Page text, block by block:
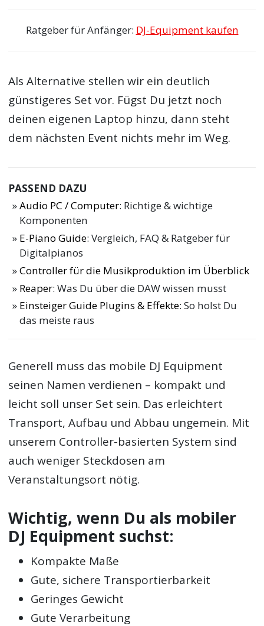
Ratgeber für Anfänger: DJ-Equipment kaufen
Als Alternative stellen wir ein deutlich
günstigeres Set vor. Fügst Du jetzt noch
deinen eigenen Laptop hinzu, dann steht
dem nächsten Event nichts mehr im Weg.
PASSEND DAZU
Audio PC / Computer: Richtige & wichtige
Komponenten
E-Piano Guide: Vergleich, FAQ & Ratgeber für
Digitalpianos
Controller für die Musikproduktion im Überblick
Reaper: Was Du über die DAW wissen musst
Einsteiger Guide Plugins & Effekte: So holst Du
das meiste raus
Generell muss das mobile DJ Equipment
seinen Namen verdienen – kompakt und
leicht soll unser Set sein. Das erleichtert
Transport, Aufbau und Abbau ungemein. Mit
unserem Controller-basierten System sind
auch weniger Steckdosen am
Veranstaltungsort nötig.
Wichtig, wenn Du als mobiler
DJ Equipment suchst:
Kompakte Maße
Gute, sichere Transportierbarkeit
Geringes Gewicht
Gute Verarbeitung